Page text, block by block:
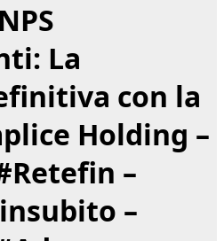
La
con la
Holding –
–
–